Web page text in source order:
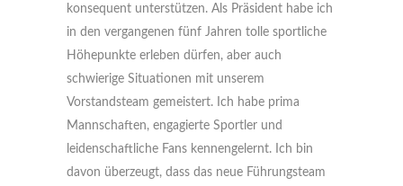
konsequent unterstützen. Als Präsident habe ich
in den vergangenen fünf Jahren tolle sportliche
Höhepunkte erleben dürfen, aber auch
schwierige Situationen mit unserem
Vorstandsteam gemeistert. Ich habe prima
Mannschaften, engagierte Sportler und
leidenschaftliche Fans kennengelernt. Ich bin
davon überzeugt, dass das neue Führungsteam